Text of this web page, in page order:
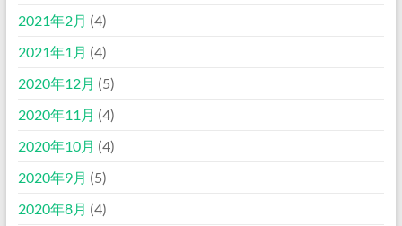
2021年2月 (4)
2021年1月 (4)
2020年12月 (5)
2020年11月 (4)
2020年10月 (4)
2020年9月 (5)
2020年8月 (4)